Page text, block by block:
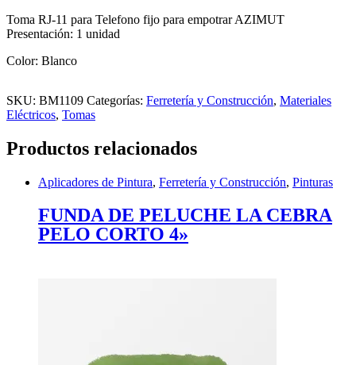
BLANCA
cantidad
Toma RJ-11 para Telefono fijo para empotrar AZIMUT
Presentación: 1 unidad
Color: Blanco
SKU: BM1109 Categorías: Ferretería y Construcción, Materiales
Eléctricos, Tomas
Productos relacionados
Aplicadores de Pintura, Ferretería y Construcción, Pinturas
FUNDA DE PELUCHE LA CEBRA
PELO CORTO 4»